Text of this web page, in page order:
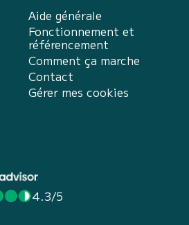
Aide générale
Fonctionnement et
référencement
Comment ça marche
Contact
Gérer mes cookies
4.3/5